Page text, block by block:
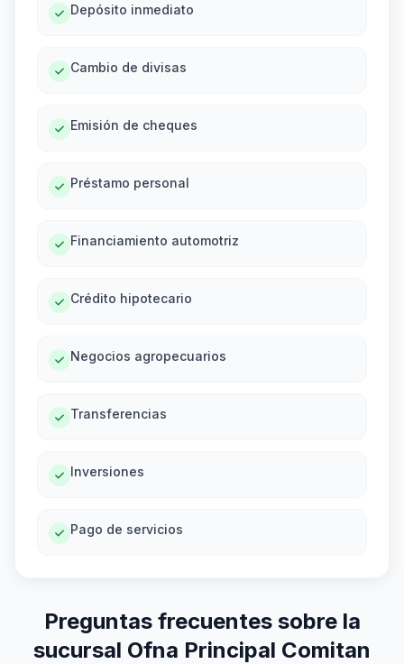
Depósito inmediato
Cambio de divisas
Emisión de cheques
Préstamo personal
Financiamiento automotriz
Crédito hipotecario
Negocios agropecuarios
Transferencias
Inversiones
Pago de servicios
Preguntas frecuentes sobre la
sucursal Ofna Principal Comitan